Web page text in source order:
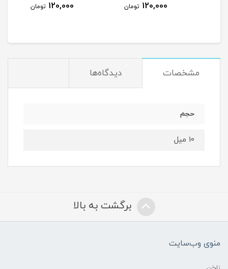
120,000 تومان 120,000 تومان
مشخصات دیدگاه‌ها
حجم
10 میل
برگشت به بالا
منوی وب‌سایت